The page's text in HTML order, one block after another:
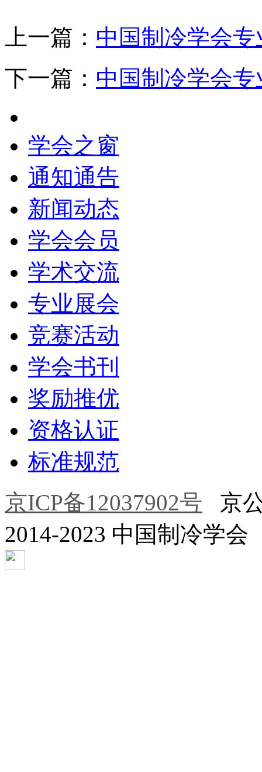
上一篇： 中国制冷学会
下一篇： 中国制冷学会
学会之窗
通知通告
新闻动态
学会会员
学术交流
专业展会
竞赛活动
学会书刊
奖励推优
资格认证
标准规范
京ICP备12037902号 京
2014-2023 中国制冷学会